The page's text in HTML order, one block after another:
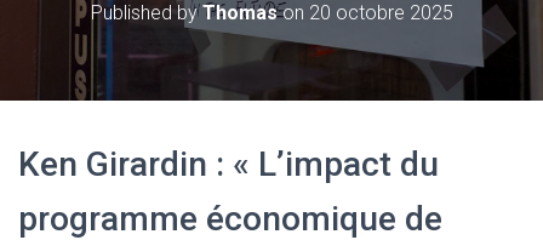
A
Published byThomason 20 octobre 2025
Ken Girardin : « L’impact du
programme économique de